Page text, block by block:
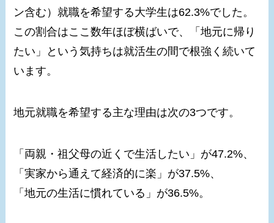
ン含む）就職を希望する大学生は62.3%でした。
この割合はここ数年ほぼ横ばいで、「地元に帰り
たい」という気持ちは就活生の間で根強く続いて
います。
地元就職を希望する主な理由は次の3つです。
「両親・祖父母の近くで生活したい」が47.2%、
「実家から通えて経済的に楽」が37.5%、
「地元の生活に慣れている」が36.5%。